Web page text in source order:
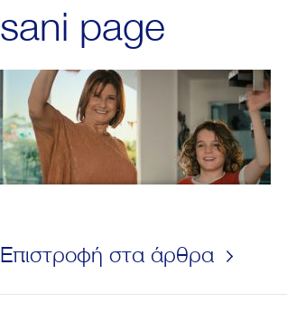
sani page
Επιστροφή στα άρθρα